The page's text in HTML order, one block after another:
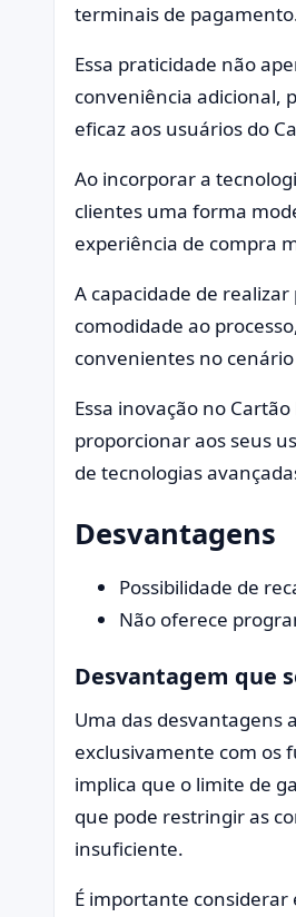
terminais de
Essa praticidade não
conveniência adicional,
eficaz aos usuários do
Ao incorporar a
clientes uma forma
experiência de compra
A capacidade de
comodidade ao
convenientes no
Essa inovação no
proporcionar aos seus
de tecnologias
Desvantagens
Possibilidade de
Não oferece
Desvantagem que
Uma das desvantagens
exclusivamente com os
implica que o limite de
que pode restringir as
insuficiente.
É importante considerar